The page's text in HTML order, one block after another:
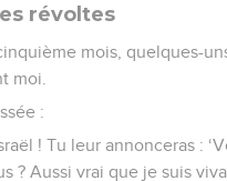
révoltes
mois, quelques-
moi.
:
! Tu leur annonceras :
? Aussi vrai que je suis